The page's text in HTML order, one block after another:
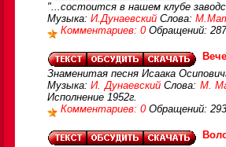
"...состоится в нашем клубе
Музыка: И.Дунаевский Слова:
Комментариев: 0 Обращений:
Знаменитая песня Исаака
Музыка:И. ДунаевскийСлова: М.
Исполнение 1952г.
Комментариев: 0 Обращений: